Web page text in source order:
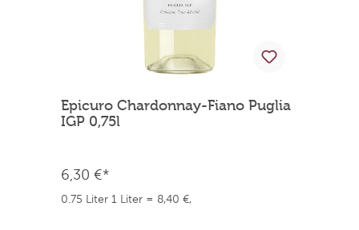
Epicuro Chardonnay-Fiano Puglia
IGP 0,75l
6,30 €*
0.75 Liter 1 Liter = 8,40 €,